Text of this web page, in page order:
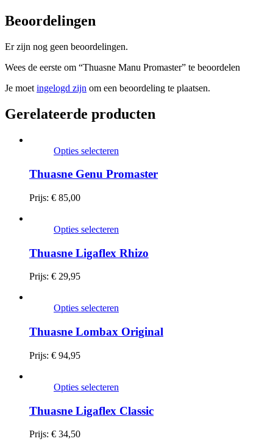
Beoordelingen
Er zijn nog geen beoordelingen.
Wees de eerste om “Thuasne Manu Promaster” te beoordelen
Je moet ingelogd zijn om een beoordeling te plaatsen.
Gerelateerde producten
Opties selecteren
Thuasne Genu Promaster
Prijs: € 85,00
Opties selecteren
Thuasne Ligaflex Rhizo
Prijs: € 29,95
Opties selecteren
Thuasne Lombax Original
Prijs: € 94,95
Opties selecteren
Thuasne Ligaflex Classic
Prijs: € 34,50